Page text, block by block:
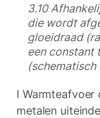
3.10
die wordt
gloeidraad
een constant
(schematisch
I
metalen